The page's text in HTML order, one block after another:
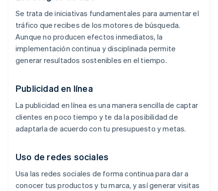
Se trata de iniciativas fundamentales para aumentar el
tráfico que recibes de los motores de búsqueda.
Aunque no producen efectos inmediatos, la
implementación continua y disciplinada permite
generar resultados sostenibles en el tiempo.
Publicidad en línea
La publicidad en línea es una manera sencilla de captar
clientes en poco tiempo y te da la posibilidad de
adaptarla de acuerdo con tu presupuesto y metas.
Uso de redes sociales
Usa las redes sociales de forma continua para dar a
conocer tus productos y tu marca, y así generar visitas